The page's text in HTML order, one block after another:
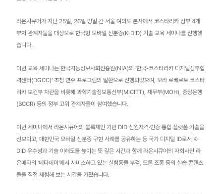
라온시큐어가 지난 25일, 26일 양일 간 서울 여의도 본사에서 코스타리카 정부 4개
부처 관계자들을 대상으로 한국형 모바일 신분증(K-DID) 기술 교육 세미나를 진행했
습니다.
이번 교육 세미나는 한국지능정보사회진흥원(NIA)의 '한국-코스타리카 디지털정부협
력센터(DGCC)' 초청 연수 프로그램의 일환으로 진행되었으며, 모라 로베르토 코스타
리카 보건부 차관을 비롯해 과학기술정보통신부(MICITT), 재무부(MOH), 중앙은행
(BCCR) 등의 정부 고위 관계자들이 참여했습니다.
이번 세미나에서 라온시큐어의 블록체인 기반 DID 신원자격·인증 통합 플랫폼 기술을
선보이고, 대한민국 모바일 신분증 구현 사례를 공유하는 등 국가 디지털 ID로서 K-
DID 우수성과 기술 이해도를 높이는 뜻 깊은 시간과 함께 라온시큐어의 자회사인 라
온메타의 '메타데미'에서 서비스하고 있는 실험동물 부검, 드론 조종 등의 실습 콘텐츠
들을 직접 체험해 보는 시간을 가졌습니다.